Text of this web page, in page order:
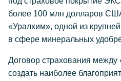
более 100 млн долларов
«Уралхим», одной из
в сфере минеральных
Договор страхования
создать наиболее